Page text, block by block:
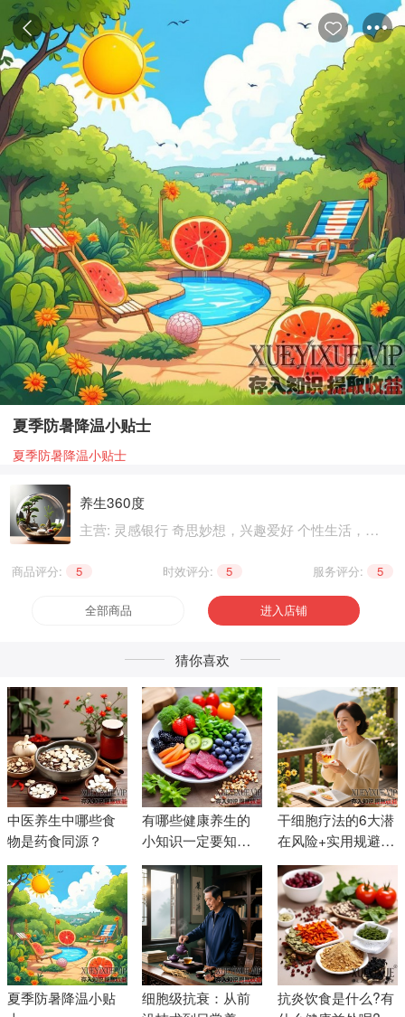
夏季防暑降温小贴士
夏季防暑降温小贴士
养生360度
主营: 灵感银行 奇思妙想，兴趣爱好 个性生活，健
商品评分: 5 时效评分: 5 服务评分: 5
全部商品 进入店铺
猜你喜欢
中医养生中哪些食
物是药食同源？
有哪些健康养生的
小知识一定要知
道？
干细胞疗法的6大潜
在风险+实用规避指
南
夏季防暑降温小贴
细胞级抗衰：从前
抗炎饮食是什么?有